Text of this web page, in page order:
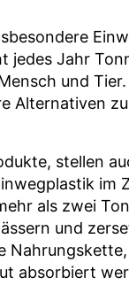
jedes Jahr
und
Alternativen
stellen
im
als zwei
und
absorbiert